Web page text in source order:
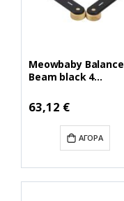
Meowbaby Balance
Beam black 4
(MEBSSEN404IE)
63,12 €
ΑΓΟΡΆ